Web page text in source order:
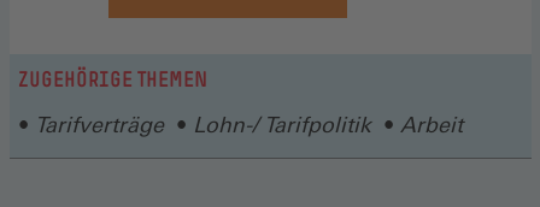
ZUGEHÖRIGE THEMEN
Tarifverträge Lohn-/ Tarifpolitik Arbeit